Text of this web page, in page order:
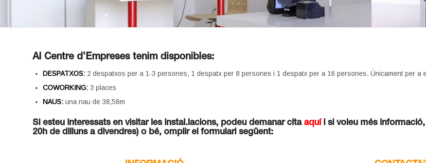
Al Centre d’Empreses tenim disponibles:
DESPATXOS: 2 despatxos per a 1-3 persones, 1 despatx per 8 persones i 1 despatx per a 16 persones. Únicament per a
COWORKING: 3 places
NAUS: una nau de 38,58m
Si esteu interessats en visitar les instal.lacions, podeu demanar cita aquí i si voleu més
20h de dilluns a divendres) o bé, omplir el formulari següent: